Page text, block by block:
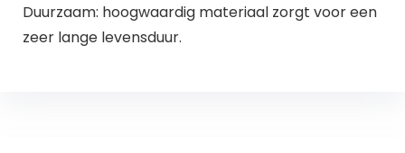
Duurzaam: hoogwaardig materiaal zorgt voor een
zeer lange levensduur.